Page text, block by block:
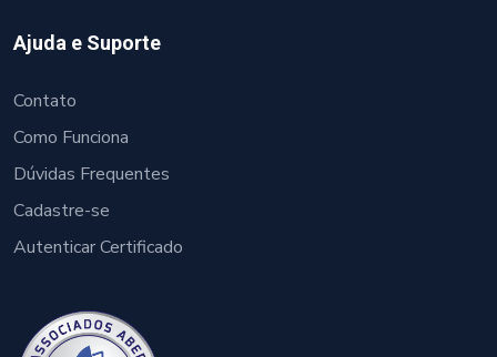
Ajuda e Suporte
Contato
Como Funciona
Dúvidas Frequentes
Cadastre-se
Autenticar Certificado